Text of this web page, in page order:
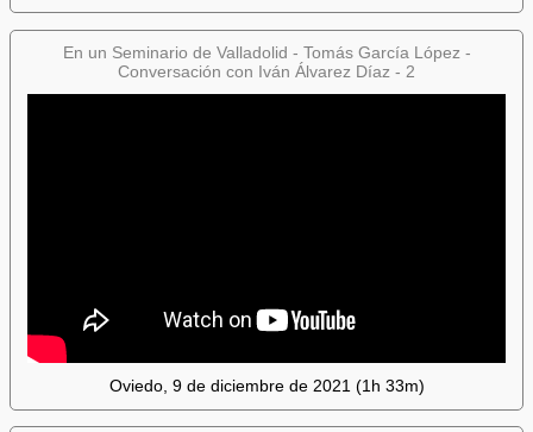
En un Seminario de Valladolid - Tomás García López -
Conversación con Iván Álvarez Díaz - 2
Oviedo, 9 de diciembre de 2021 (1h 33m)